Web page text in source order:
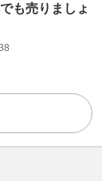
も売りましょ